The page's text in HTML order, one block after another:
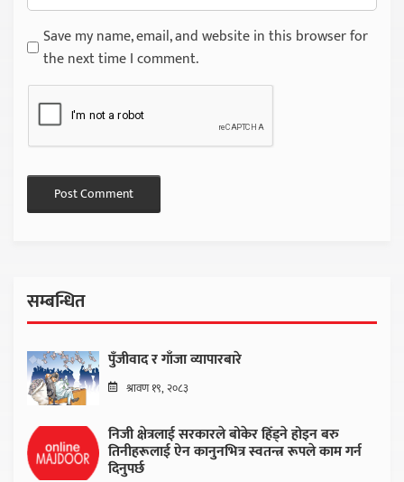
Save my name, email, and website in this browser for
the next time I comment.
सम्बन्धित
पुँजीवाद र गाँजा व्यापारबारे
श्रावण १९, २०८३
निजी क्षेत्रलाई सरकारले बोकेर हिँड्ने होइन बरु
तिनीहरूलाई ऐन कानुनभित्र स्वतन्त्र रूपले काम गर्न
दिनुपर्छ